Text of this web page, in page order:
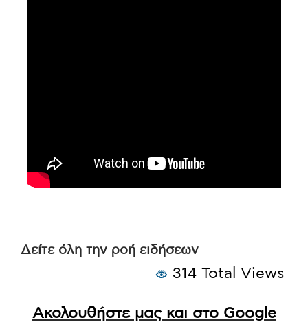
Δείτε όλη την ροή ειδήσεων
314 Total Views
Ακολουθήστε μας και στο Google